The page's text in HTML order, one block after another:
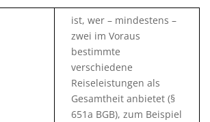
ist, wer – mindestens –
zwei im Voraus
bestimmte
verschiedene
Reiseleistungen als
Gesamtheit anbietet (§
651a BGB), zum Beispiel